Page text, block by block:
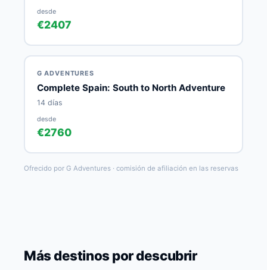
desde
€2407
G ADVENTURES
Complete Spain: South to North Adventure
14 días
desde
€2760
Ofrecido por G Adventures · comisión de afiliación en las reservas
Más destinos por descubrir
Barcelona Madrid París